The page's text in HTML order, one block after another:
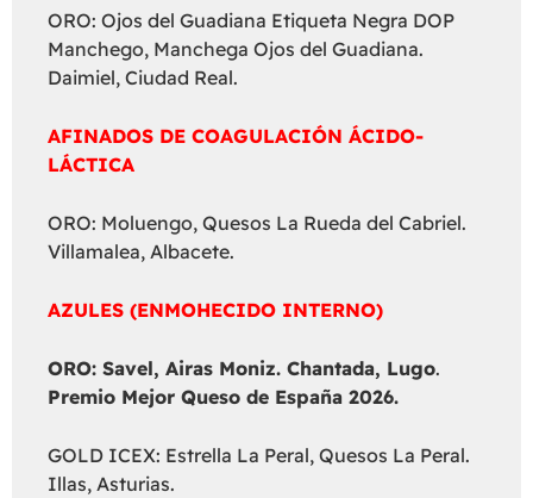
ORO: Ojos del Guadiana Etiqueta Negra DOP
Manchego, Manchega Ojos del Guadiana.
Daimiel, Ciudad Real.
AFINADOS DE COAGULACIÓN ÁCIDO-
LÁCTICA
ORO: Moluengo, Quesos La Rueda del Cabriel.
Villamalea, Albacete.
AZULES (ENMOHECIDO INTERNO)
ORO: Savel, Airas Moniz. Chantada, Lugo.
Premio Mejor Queso de España 2026.
GOLD ICEX: Estrella La Peral, Quesos La Peral.
Illas, Asturias.